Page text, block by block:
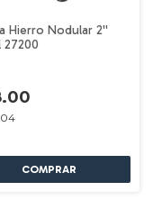
Hierro Nodular 2''
27200